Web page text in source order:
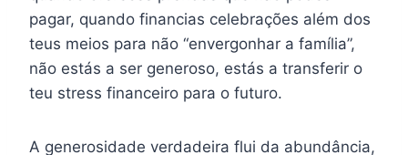
pagar, quando financias celebrações além dos
teus meios para não “envergonhar a família”,
não estás a ser generoso, estás a transferir o
teu stress financeiro para o futuro.
A generosidade verdadeira flui da abundância,